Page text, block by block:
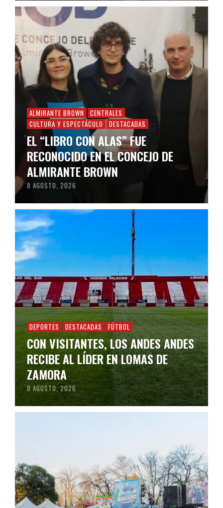
ALMIRANTE BROWN
CENTRALES
CULTURA Y ESPECTÁCULO
DESTACADAS
EL “LIBRO CON ALAS” FUE
RECONOCIDO EN EL CONCEJO DE
ALMIRANTE BROWN
8 AGOSTO, 2026
DEPORTES DESTACADAS FÚTBOL
CON VISITANTES, LOS ANDES ANDES
RECIBE AL LÍDER EN LOMAS DE
ZAMORA
8 AGOSTO, 2026